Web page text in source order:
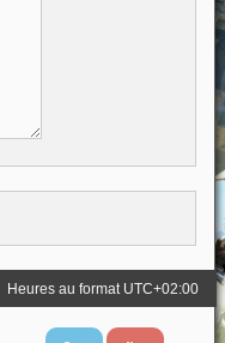
Heures au format UTC+02:00